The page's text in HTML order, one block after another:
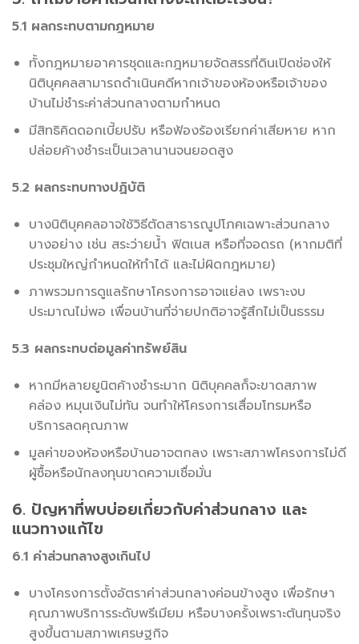
5.1 ผลกระทบตามกฎหมาย
ทั้งกฎหมายอาคารชุดและกฎหมายจัดสรรที่ดินเปิดช่องให้
นิติบุคคลสามารถดำเนินคดีหากเจ้าของห้องหรือเจ้าของ
บ้านไม่ชำระค่าส่วนกลางตามกำหนด
มีสิทธิคิดดอกเบี้ยปรับ หรือฟ้องร้องเรียกค่าเสียหาย หาก
ปล่อยค้างชำระเป็นเวลานานจนยอดสูง
5.2 ผลกระทบทางปฏิบัติ
บางนิติบุคคลอาจใช้วิธีตัดสาธารณูปโภคเฉพาะส่วนกลาง
บางอย่าง เช่น สระว่ายน้ำ ฟิตเนส หรือที่จอดรถ (หากมติที่
ประชุมใหญ่กำหนดให้ทำได้ และไม่ผิดกฎหมาย)
ภาพรวมการดูแลรักษาโครงการอาจแย่ลง เพราะงบ
ประมาณไม่พอ เพื่อนบ้านที่จ่ายปกติอาจรู้สึกไม่เป็นธรรม
5.3 ผลกระทบต่อมูลค่าทรัพย์สิน
หากมีหลายยูนิตค้างชำระมาก นิติบุคคลก็จะขาดสภาพ
คล่อง หมุนเงินไม่ทัน จนทำให้โครงการเสื่อมโทรมหรือ
บริการลดคุณภาพ
มูลค่าของห้องหรือบ้านอาจตกลง เพราะสภาพโครงการไม่ดี
ผู้ซื้อหรือนักลงทุนขาดความเชื่อมั่น
6. ปัญหาที่พบบ่อยเกี่ยวกับค่าส่วนกลาง และ
แนวทางแก้ไข
6.1 ค่าส่วนกลางสูงเกินไป
บางโครงการตั้งอัตราค่าส่วนกลางค่อนข้างสูง เพื่อรักษา
คุณภาพบริการระดับพรีเมียม หรือบางครั้งเพราะต้นทุนจริง
สูงขึ้นตามสภาพเศรษฐกิจ